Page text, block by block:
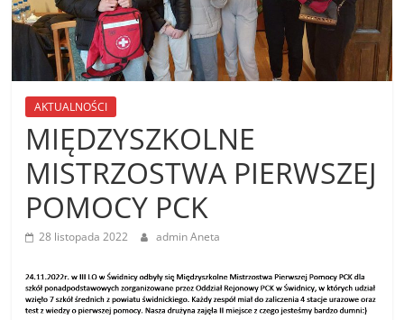
AKTUALNOŚCI
MIĘDZYSZKOLNE
MISTRZOSTWA PIERWSZEJ
POMOCY PCK
28 listopada 2022 admin Aneta